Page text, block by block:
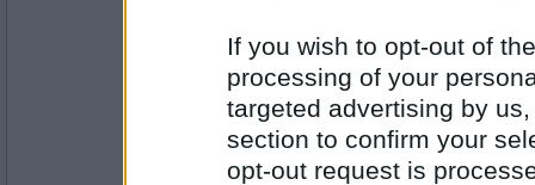
If you wish to opt-out of
processing of your
targeted advertising by
section to confirm your
opt-out request is
Antall innlegg:
44845
kanskje i Bergen, det!!! Sånn går
Hva er det dummeste du har gjort i
- Ikke medlem lenger